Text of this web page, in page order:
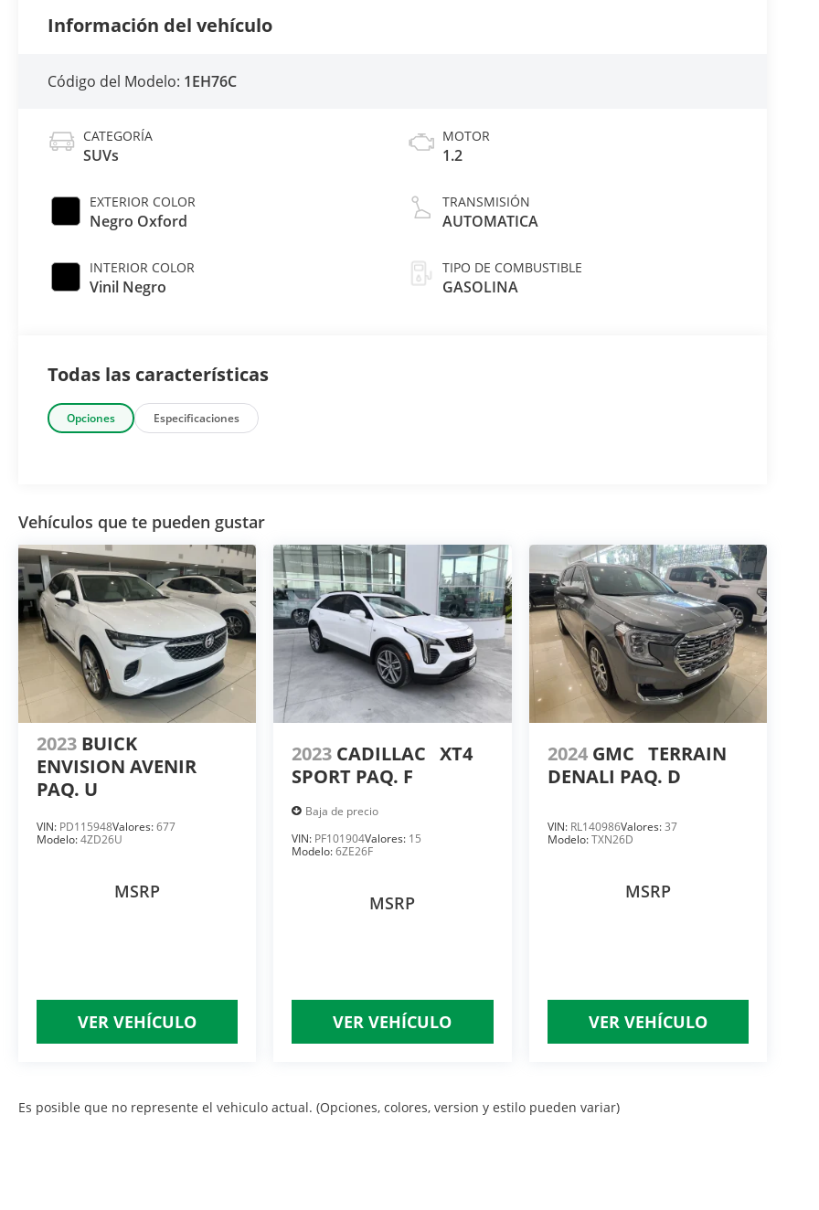
Información del vehículo
Código del Modelo: 1EH76C
CATEGORÍA
SUVs
EXTERIOR COLOR
Negro Oxford
INTERIOR COLOR
Vinil Negro
MOTOR
1.2
TRANSMISIÓN
AUTOMATICA
TIPO DE COMBUSTIBLE
GASOLINA
Todas las características
Opciones Especificaciones
Vehículos que te pueden gustar
2023 BUICK
ENVISION AVENIR
PAQ. U
VIN: PD115948Valores:677
Modelo:4ZD26U
MSRP
VER VEHÍCULO
2023 CADILLAC
XT4
SPORT PAQ. F
Baja de precio
VIN: PF101904Valores: 15
Modelo:6ZE26F
MSRP
VER VEHÍCULO
2024 GMC TERRAIN
DENALI PAQ. D
VIN: RL140986Valores:37
Modelo:TXN26D
MSRP
VER VEHÍCULO
Es posible que no represente el vehiculo actual. (Opciones, colores, version y estilo pueden variar)